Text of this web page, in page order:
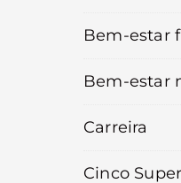
Bem-estar
Bem-estar
Carreira
Cinco Super